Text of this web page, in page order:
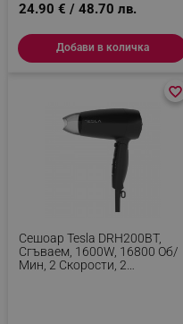
24.90 € / 48.70 лв.
Добави в количка
Сешоар Tesla DRH200BT,
Сгъваем, 1600W, 16800 Об/
Мин, 2 Скорости, 2
favorite_border
favorite_border